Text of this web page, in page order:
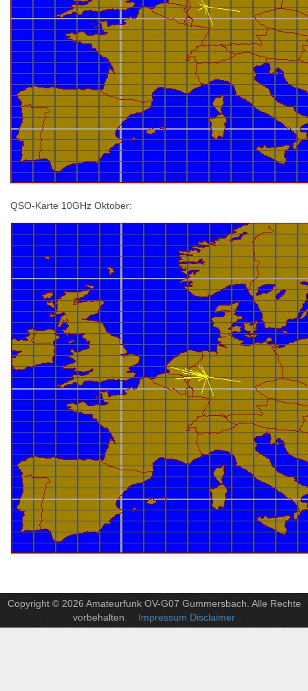
QSO-Karte 10GHz Oktober:
Copyright © 2026 Amateurfunk OV-G07 Gummersbach. Alle Rechte
vorbehalten . Impressum Disclaimer